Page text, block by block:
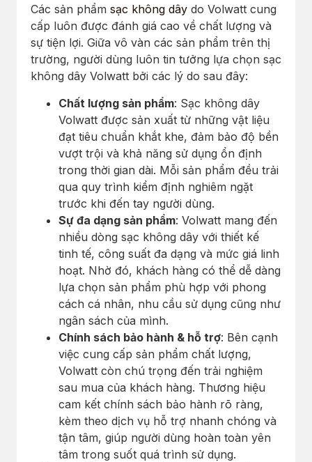
Các sản phẩm sạc không dây do Volwatt cung
cấp luôn được đánh giá cao về chất lượng và
sự tiện lợi. Giữa vô vàn các sản phẩm trên thị
trường, người dùng luôn tin tưởng lựa chọn sạc
không dây Volwatt bởi các lý do sau đây:
Chất lượng sản phẩm: Sạc không dây
Volwatt được sản xuất từ những vật liệu
đạt tiêu chuẩn khắt khe, đảm bảo độ bền
vượt trội và khả năng sử dụng ổn định
trong thời gian dài. Mỗi sản phẩm đều trải
qua quy trình kiểm định nghiêm ngặt
trước khi đến tay người dùng.
Sự đa dạng sản phẩm: Volwatt mang đến
nhiều dòng sạc không dây với thiết kế
tinh tế, công suất đa dạng và mức giá linh
hoạt. Nhờ đó, khách hàng có thể dễ dàng
lựa chọn sản phẩm phù hợp với phong
cách cá nhân, nhu cầu sử dụng cũng như
ngân sách của mình.
Chính sách bảo hành & hỗ trợ: Bên cạnh
việc cung cấp sản phẩm chất lượng,
Volwatt còn chú trọng đến trải nghiệm
sau mua của khách hàng. Thương hiệu
cam kết chính sách bảo hành rõ ràng,
kèm theo dịch vụ hỗ trợ nhanh chóng và
tận tâm, giúp người dùng hoàn toàn yên
tâm trong suốt quá trình sử dụng.